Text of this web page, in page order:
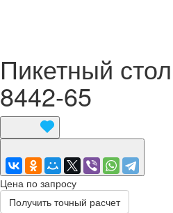
Пикетный
8442-65
Цена по запросу
Получить точный расчет